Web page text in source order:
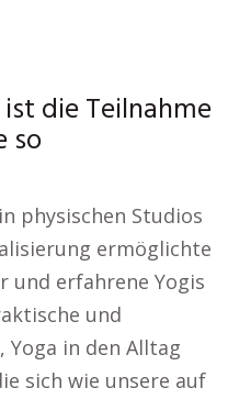
die Teilnahme
so
physischen Studios
ermöglichte
und erfahrene Yogis
und
Yoga in den Alltag
sich wie unsere auf